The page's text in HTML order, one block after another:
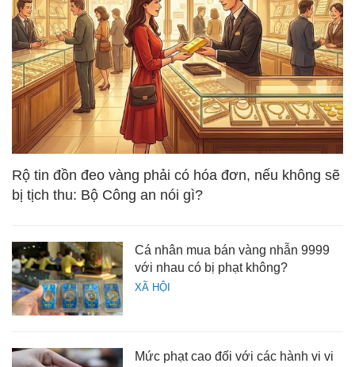
Rộ tin đồn đeo vàng phải có hóa đơn, nếu không sẽ
bị tịch thu: Bộ Công an nói gì?
XÃ HỘI
Cá nhân mua bán vàng nhẫn 9999
với nhau có bị phạt không?
Mức phạt cao đối với các hành vi vi